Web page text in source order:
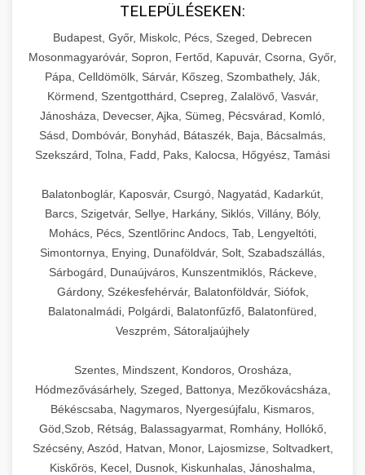
TELEPÜLÉSEKEN:
Budapest, Győr, Miskolc, Pécs, Szeged, Debrecen
Mosonmagyaróvár, Sopron, Fertőd, Kapuvár, Csorna, Győr,
Pápa, Celldömölk, Sárvár, Kőszeg, Szombathely, Ják,
Körmend, Szentgotthárd, Csepreg, Zalalövő, Vasvár,
Jánosháza, Devecser, Ajka, Sümeg, Pécsvárad, Komló,
Sásd, Dombóvár, Bonyhád, Bátaszék, Baja, Bácsalmás,
Szekszárd, Tolna, Fadd, Paks, Kalocsa, Hőgyész, Tamási
Balatonboglár, Kaposvár, Csurgó, Nagyatád, Kadarkút,
Barcs, Szigetvár, Sellye, Harkány, Siklós, Villány, Bóly,
Mohács, Pécs, Szentlőrinc Andocs, Tab, Lengyeltóti,
Simontornya, Enying, Dunaföldvár, Solt, Szabadszállás,
Sárbogárd, Dunaújváros, Kunszentmiklós, Ráckeve,
Gárdony, Székesfehérvár, Balatonföldvár, Siófok,
Balatonalmádi, Polgárdi, Balatonfűzfő, Balatonfüred,
Veszprém, Sátoraljaújhely
Szentes, Mindszent, Kondoros, Orosháza,
Hódmezővásárhely, Szeged, Battonya, Mezőkovácsháza,
Békéscsaba, Nagymaros, Nyergesújfalu, Kismaros,
Göd,Szob, Rétság, Balassagyarmat, Romhány, Hollókő,
Szécsény, Aszód, Hatvan, Monor, Lajosmizse, Soltvadkert,
Kiskőrös, Kecel, Dusnok, Kiskunhalas, Jánoshalma,